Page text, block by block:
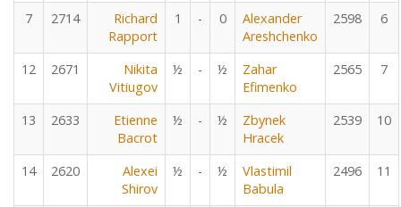
7 2714
Richard
Rapport
1 - 0
Alexander
Areshchenko
2598 6
12 2671
Nikita
Vitiugov
½ - ½
Zahar
Efimenko
2565 7
13 2633
Etienne
Bacrot
½ - ½
Zbynek
Hracek
2539 10
14 2620
Alexei
Shirov
½ - ½
Vlastimil
Babula
2496 11